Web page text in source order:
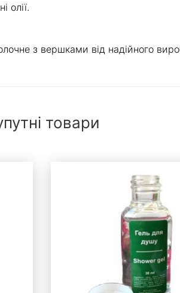
олії.
з вершками від надійного
товари